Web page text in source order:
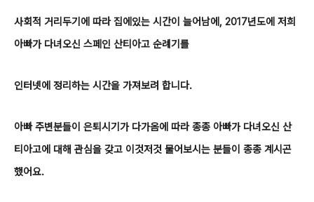
사회적 거리두기에 따라 집에있는 시간이 늘어남에, 2017년도에 저희
아빠가 다녀오신 스페인 산티아고 순례기를
인터넷에 정리하는 시간을 가져보려 합니다.
아빠 주변분들이 은퇴시기가 다가옴에 따라 종종 아빠가 다녀오신 산
티아고에 대해 관심을 갖고 이것저것 물어보시는 분들이 종종 계시곤
했어요.